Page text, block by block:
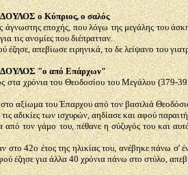
ο Κύπριος, ο σαλός
άγνωστης εποχής, που λόγω της μεγάλης του
τις ανομίες που διέπρατταν.
έζησε, απεβίωσε ειρηνικά, το δε λείψανο του
"ο από Επάρχων"
στα χρόνια του Θεοδοσίου του Μεγάλου (379-
αξίωμα του Έπαρχου από τον βασιλιά
αδικίες των ισχυρών, αηδίασε και αφού
από τον γάμο του, πέθανε η σύζυγός του και
στο 42ο έτος της ηλικίας του, ανέβηκε πάνω σ'
έζησε για άλλα 40 χρόνια πάνω στο στύλο,